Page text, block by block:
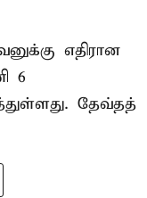
எதிரான
6
தேவ்தத்